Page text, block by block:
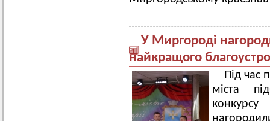
У Миргороді
найкращого
Під час
міста